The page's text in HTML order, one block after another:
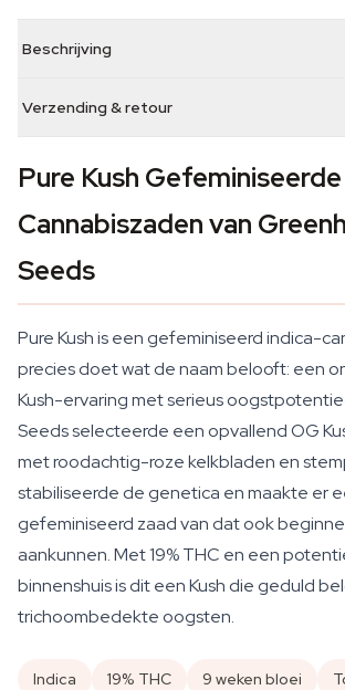
Beschrijving
Verzending & retour
Pure Kush Gefeminiseerde
Cannabiszaden van
Seeds
Pure Kush is een gefeminiseerd indica-
precies doet wat de naam belooft: een
Kush-ervaring met serieus
Seeds selecteerde een opvallend OG
met roodachtig-roze kelkbladen en
stabiliseerde de genetica en maakte er
gefeminiseerd zaad van dat ook
aankunnen. Met 19% THC en een
binnenshuis is dit een Kush die geduld
trichoombedekte oogsten.
Indica 19% THC 9 weken bloei